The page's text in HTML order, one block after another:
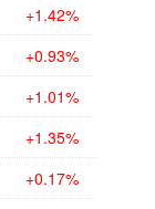
+1.42%
+0.93%
+1.01%
+1.35%
+0.17%